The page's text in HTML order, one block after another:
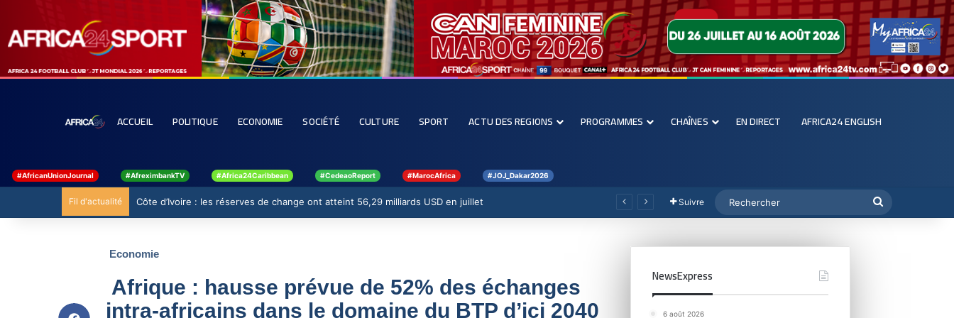
ACCUEIL POLITIQUE ECONOMIE SOCIÉTÉ CULTURE SPORT ACTU DES REGIONS PROGRAMMES CHAÎNES EN DIRECT AFRICA24 ENGLISH
#AfricanUnionJournal #AfreximbankTV #Africa24Caribbean #CedeaoReport #MarocAfrica #JOJ_Dakar2026
Fil d'actualité Côte d’Ivoire : les réserves de change ont atteint 56,29 milliards USD en juillet Suivre
Economie
Afrique : hausse prévue de 52% des échanges
intra-africains dans le domaine du BTP d’ici 2040
NewsExpress
6 août 2026